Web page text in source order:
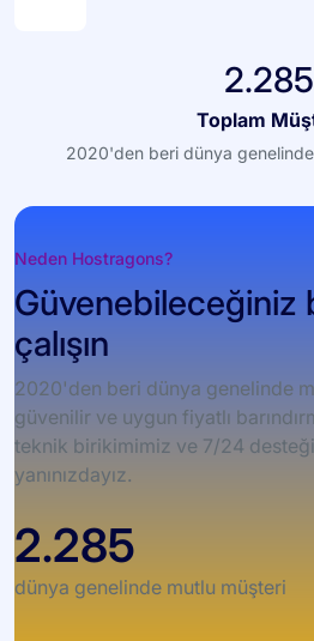
2.285
Toplam
2020'den beri dünya
Neden Hostragons?
Güvenebileceğiniz
çalışın
2020'den beri dünya genelinde
güvenilir ve uygun fiyatlı
teknik birikimimiz ve 7/24
yanınızdayız.
2.285
dünya genelinde mutlu müşteri